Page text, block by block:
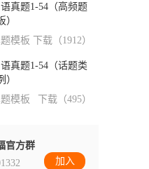
真题1-54（高频题
）
模板
下载（1912）
真题1-54（话题类
）
模板
下载（495）
官方群
加入